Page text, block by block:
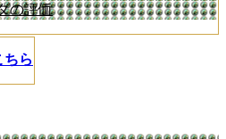
の評価
ら